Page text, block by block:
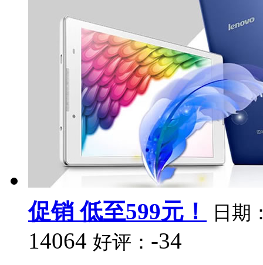
促销 低至599元！ 日期
14064 好评： -34